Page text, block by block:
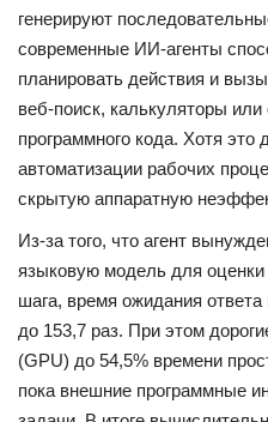
Погода
ЗДОРОВЬЕ
АНОНСЫ
КУЛЬТУРА
ИСТОРИЯ
НАГРАДЫ
Интересное
генерируют
современные ИИ-агенты
планировать действия и
веб-поиск, калькуляторы
программного кода. Хотя
автоматизации рабочих
скрытую аппаратную
Из-за того, что агент
языковую модель для оценки
шага, время ожидания ответа
до 153,7 раз. При этом
(GPU) до 54,5% времени
пока внешние программные